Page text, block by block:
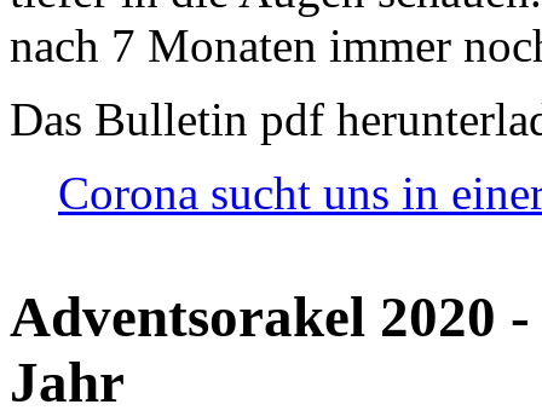
nach 7 Monaten immer
Das Bulletin pdf
Corona sucht uns in
Adventsorakel 2020
Jahr